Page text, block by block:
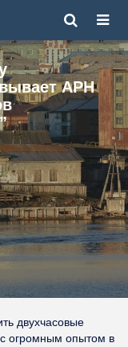
АРН
двухчасовые
огромным опытом в